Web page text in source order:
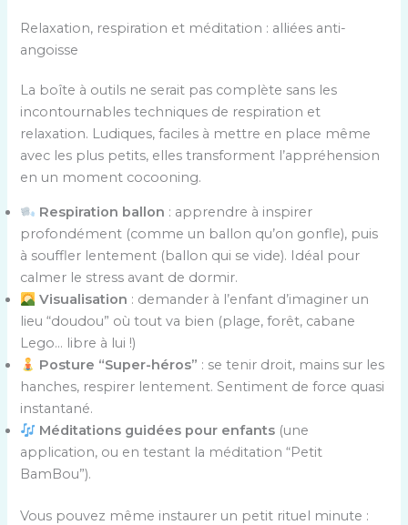
Relaxation, respiration et méditation : alliées anti-
angoisse
La boîte à outils ne serait pas complète sans les
incontournables techniques de respiration et
relaxation. Ludiques, faciles à mettre en place même
avec les plus petits, elles transforment l’appréhension
en un moment cocooning.
Respiration ballon : apprendre à inspirer
profondément (comme un ballon qu’on gonfle), puis
à souffler lentement (ballon qui se vide). Idéal pour
calmer le stress avant de dormir.
Visualisation : demander à l’enfant d’imaginer un
lieu “doudou” où tout va bien (plage, forêt, cabane
Lego… libre à lui !)
Posture “Super-héros” : se tenir droit, mains sur les
hanches, respirer lentement. Sentiment de force quasi
instantané.
Méditations guidées pour enfants (une
application, ou en testant la méditation “Petit
BamBou”).
Vous pouvez même instaurer un petit rituel minute :